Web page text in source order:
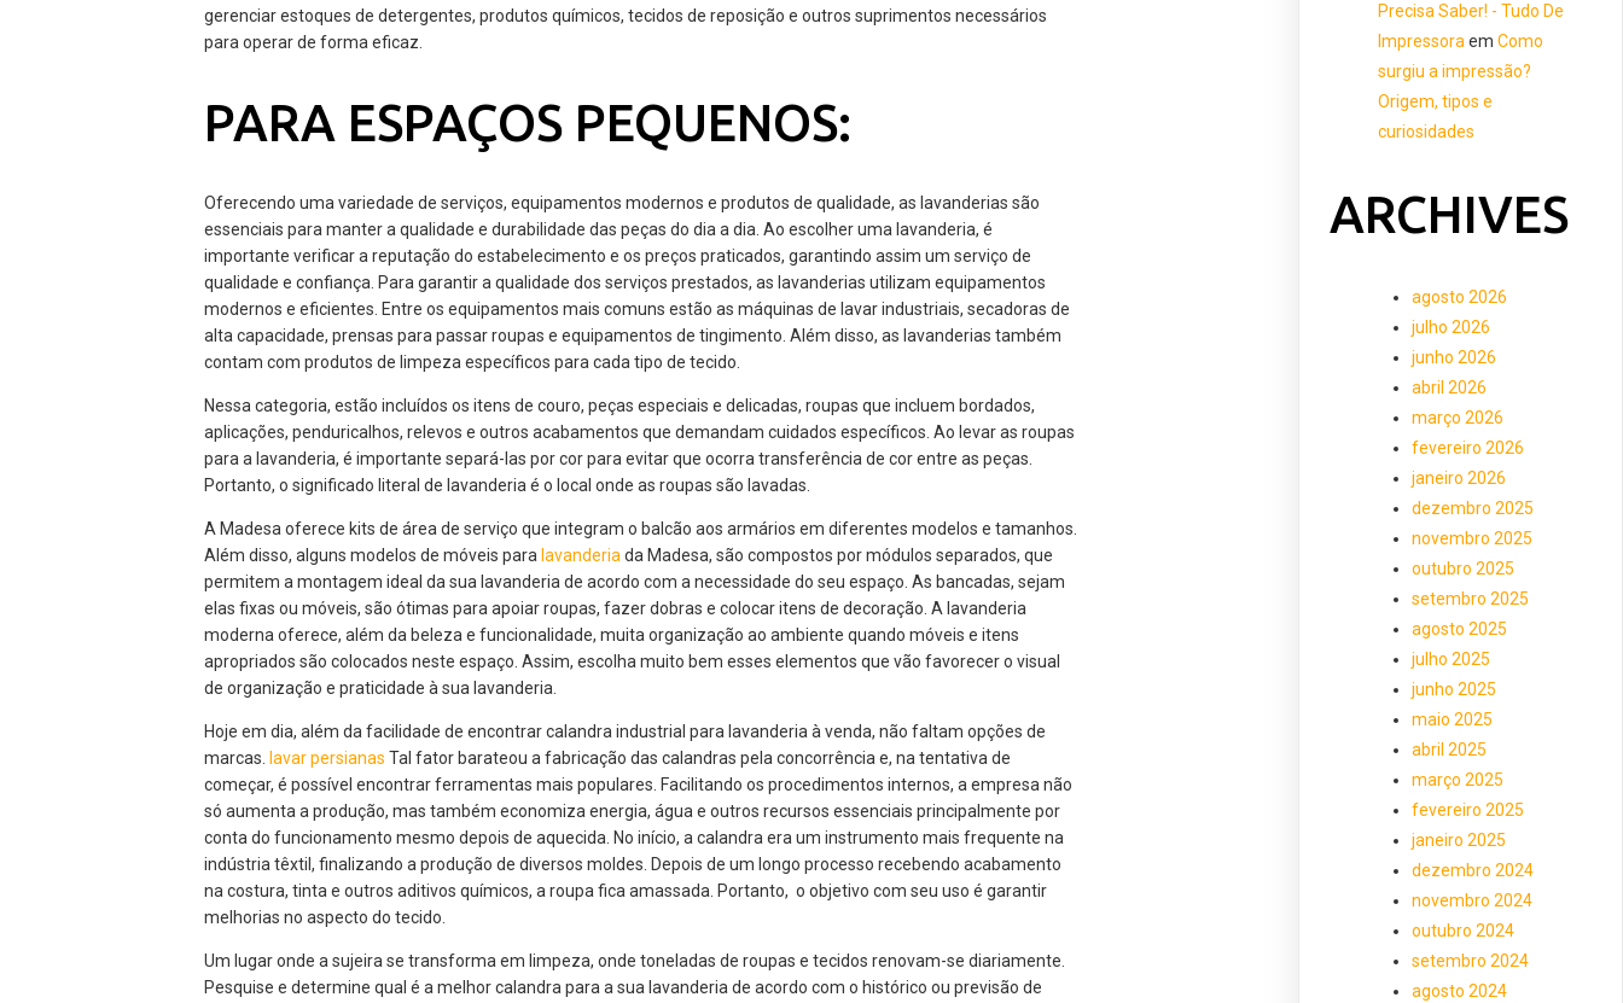
gerenciar estoques de detergentes, produtos químicos, tecidos de reposição e outros suprimentos necessários
para operar de forma eficaz.
PARA ESPAÇOS PEQUENOS:
Oferecendo uma variedade de serviços, equipamentos modernos e produtos de qualidade, as lavanderias são
essenciais para manter a qualidade e durabilidade das peças do dia a dia. Ao escolher uma lavanderia, é
importante verificar a reputação do estabelecimento e os preços praticados, garantindo assim um serviço de
qualidade e confiança. Para garantir a qualidade dos serviços prestados, as lavanderias utilizam equipamentos
modernos e eficientes. Entre os equipamentos mais comuns estão as máquinas de lavar industriais, secadoras de
alta capacidade, prensas para passar roupas e equipamentos de tingimento. Além disso, as lavanderias também
contam com produtos de limpeza específicos para cada tipo de tecido.
Nessa categoria, estão incluídos os itens de couro, peças especiais e delicadas, roupas que incluem bordados,
aplicações, penduricalhos, relevos e outros acabamentos que demandam cuidados específicos. Ao levar as roupas
para a lavanderia, é importante separá-las por cor para evitar que ocorra transferência de cor entre as peças.
Portanto, o significado literal de lavanderia é o local onde as roupas são lavadas.
A Madesa oferece kits de área de serviço que integram o balcão aos armários em diferentes modelos e tamanhos.
Além disso, alguns modelos de móveis para lavanderiada Madesa, são compostos por módulos separados, que
permitem a montagem ideal da sua lavanderia de acordo com a necessidade do seu espaço. As bancadas, sejam
elas fixas ou móveis, são ótimas para apoiar roupas, fazer dobras e colocar itens de decoração. A lavanderia
moderna oferece, além da beleza e funcionalidade, muita organização ao ambiente quando móveis e itens
apropriados são colocados neste espaço. Assim, escolha muito bem esses elementos que vão favorecer o visual
de organização e praticidade à sua lavanderia.
Hoje em dia, além da facilidade de encontrar calandra industrial para lavanderia à venda, não faltam opções de
marcas. lavar persianas Tal fator barateou a fabricação das calandras pela concorrência e, na tentativa de
começar, é possível encontrar ferramentas mais populares. Facilitando os procedimentos internos, a empresa não
só aumenta a produção, mas também economiza energia, água e outros recursos essenciais principalmente por
conta do funcionamento mesmo depois de aquecida. No início, a calandra era um instrumento mais frequente na
indústria têxtil, finalizando a produção de diversos moldes. Depois de um longo processo recebendo acabamento
na costura, tinta e outros aditivos químicos, a roupa fica amassada. Portanto, o objetivo com seu uso é garantir
melhorias no aspecto do tecido.
Um lugar onde a sujeira se transforma em limpeza, onde toneladas de roupas e tecidos renovam-se diariamente.
Pesquise e determine qual é a melhor calandra para a sua lavanderia de acordo com o histórico ou previsão de
Precisa Saber! - Tudo De
ImpressoraemComo
surgiu a impressão?
Origem, tipos e
curiosidades
ARCHIVES
agosto 2026
julho 2026
junho 2026
abril 2026
março 2026
fevereiro 2026
janeiro 2026
dezembro 2025
novembro 2025
outubro 2025
setembro 2025
agosto 2025
julho 2025
junho 2025
maio 2025
abril 2025
março 2025
fevereiro 2025
janeiro 2025
dezembro 2024
novembro 2024
outubro 2024
setembro 2024
agosto 2024